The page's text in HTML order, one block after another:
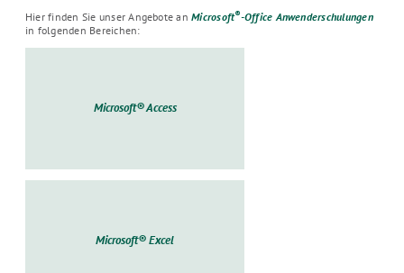
Hier finden Sie unser Angebote anMicrosoft®-Office Anwenderschulungen
in folgenden Bereichen:
Microsoft® Access
Microsoft® Excel